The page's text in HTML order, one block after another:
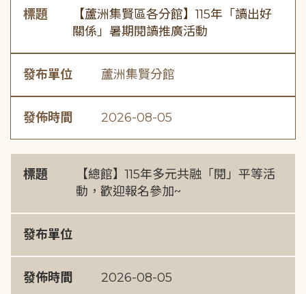
標題
【蘆洲集賢區各分館】115年「讀出好
關係」暑期閱讀推廣活動
發布單位 蘆洲集賢分館
發佈時間 2026-08-05
標題
【總館】115年多元共融「閱」平等活
動，歡迎報名參加~
發布單位
發佈時間 2026-08-05